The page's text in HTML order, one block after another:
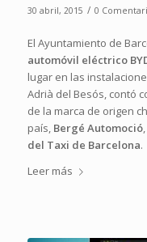
30 abril, 2015 / 0
El Ayuntamiento de
automóvil eléctrico
lugar en las
Adrià del Besós, contó
de la marca de origen
país, Bergé Automoció
del Taxi de Barcelona.
Leer más